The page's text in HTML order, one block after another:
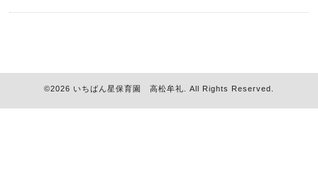
©2026 いちばん星保育園 高松牟礼 . All Rights Reserved.